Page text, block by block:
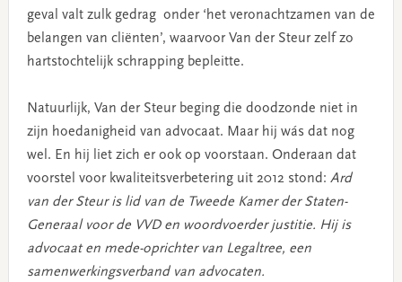
geval valt zulk gedrag onder ‘het veronachtzamen van de
belangen van cliënten’, waarvoor Van der Steur zelf zo
hartstochtelijk schrapping bepleitte.
Natuurlijk, Van der Steur beging die doodzonde niet in
zijn hoedanigheid van advocaat. Maar hij wás dat nog
wel. En hij liet zich er ook op voorstaan. Onderaan dat
voorstel voor kwaliteitsverbetering uit 2012 stond: Ard
van der Steur is lid van de Tweede Kamer der Staten-
Generaal voor de VVD en woordvoerder justitie. Hij is
advocaat en mede-oprichter van Legaltree, een
samenwerkingsverband van advocaten.